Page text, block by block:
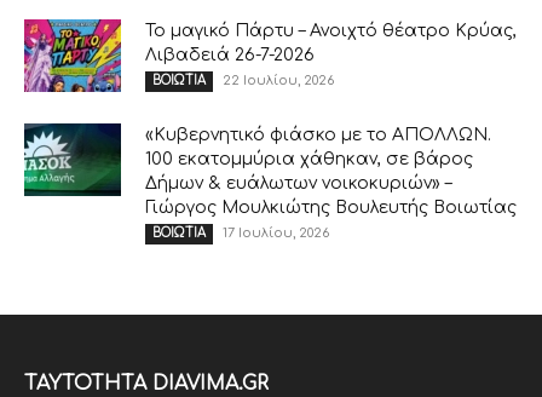
Το μαγικό Πάρτυ – Ανοιχτό θέατρο Κρύας,
Λιβαδειά 26-7-2026
ΒΟΙΩΤΙΑ 22 Ιουλίου, 2026
«Κυβερνητικό φιάσκο με το ΑΠΟΛΛΩΝ.
100 εκατομμύρια χάθηκαν, σε βάρος
Δήμων & ευάλωτων νοικοκυριών» –
Γιώργος Μουλκιώτης Βουλευτής Βοιωτίας
ΒΟΙΩΤΙΑ 17 Ιουλίου, 2026
ΤΑΥΤΟΤΗΤΑ DIAVIMA.GR